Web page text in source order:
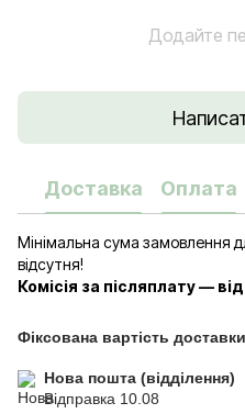
Додайте
Доставка Оплата
Мінімальна сума замовлення
відсутня!
Комісія за післяплату —
Фіксована вартість
Нова пошта (відділення)
Відправка 10.08